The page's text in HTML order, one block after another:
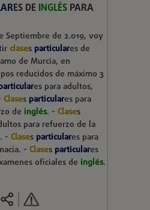
ES DE INGLÉSPARA
Septiembre de 2.019, voy
clases particulares de
de Murcia, en
reducidos de máximo 3
es para adultos,
Clases particulares para
de inglés. - Clases
para refuerzo de la
- Clases particulares para
- Clases particulares
oficiales de inglés.